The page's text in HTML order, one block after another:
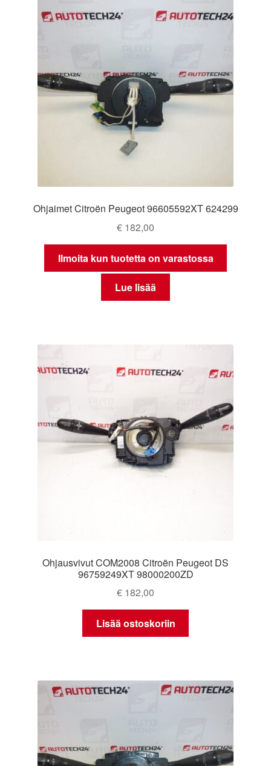
Ohjaimet Citroën Peugeot 96605592XT 624299
€ 182,00
Ilmoita kun tuotetta on varastossa
Lue lisää
Ohjausvivut COM2008 Citroën Peugeot DS
96759249XT 98000200ZD
€ 182,00
Lisää ostoskoriin